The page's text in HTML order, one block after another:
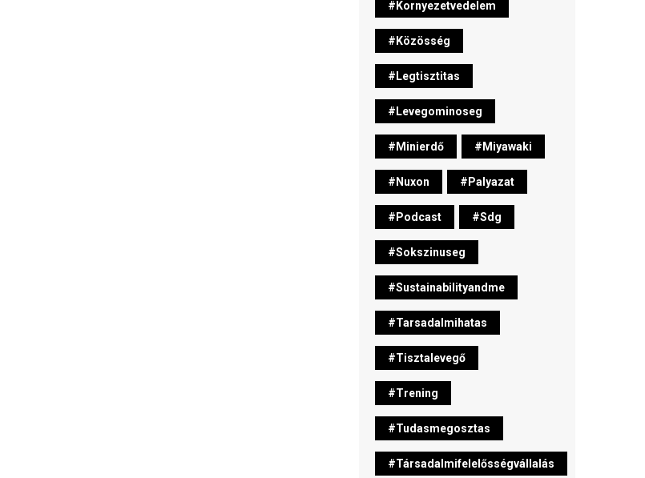
#kornyezetvedelem
#közösség
#legtisztitas
#levegominoseg
#minierdő #miyawaki
#nuxon #palyazat
#podcast #sdg
#sokszinuseg
#sustainabilityandme
#tarsadalmihatas
#tisztalevegő
#trening
#tudasmegosztas
#társadalmifelelősségvállalás